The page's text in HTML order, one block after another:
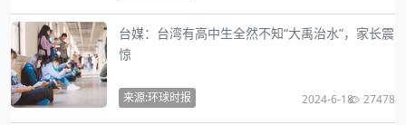
台媒：台湾有高中生全然不知“大禹治水”，家长震
惊
来源:环球时报 2024-6-18 27478